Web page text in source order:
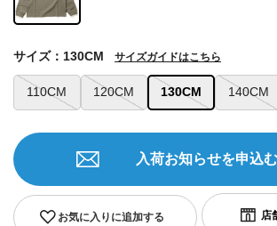
110CM 120CM 130CM 140CM
サイズ：130CM サイズガイドはこちら
お気に入りに追加する
入荷お知らせを申込む